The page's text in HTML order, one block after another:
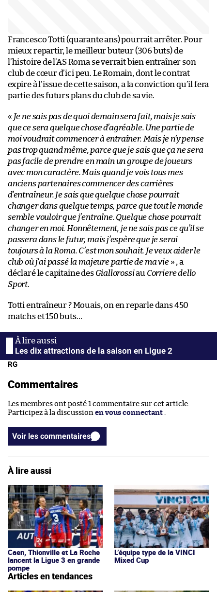
Francesco Totti (quarante ans) pourrait arrêter. Pour
mieux repartir, le meilleur buteur (306 buts) de
l’histoire de l’AS Roma se verrait bien entraîner son
club de cœur d’ici peu. Le Romain, dont le contrat
expire à l’issue de cette saison, a la conviction qu’il fera
partie des futurs plans du club de sa vie.
« Je ne sais pas de quoi demain sera fait, mais je sais
que ce sera quelque chose d’agréable. Une partie de
moi voudrait commencer à entraîner. Mais je n’y pense
pas trop quand même, parce que je sais que ça ne sera
pas facile de prendre en main un groupe de joueurs
avec mon caractère. Mais quand je vois tous mes
anciens partenaires commencer des carrières
d’entraîneur. Je sais que quelque chose pourrait
changer dans quelque temps, parce que tout le monde
semble vouloir que j’entraîne. Quelque chose pourrait
changer en moi. Honnêtement, je ne sais pas ce qu’il se
passera dans le futur, mais j’espère que je serai
toujours à la Roma. C’est mon souhait. Je veux aider le
club où j’ai passé la majeure partie de ma vie» , a
déclaré le capitaine des Giallorossiau Corriere dello
Sport.
Totti entraîneur ? Mouais, on en reparle dans 450
matchs et 150 buts…
Les dix attractions de la saison en Ligue 2
RG
Commentaires
Les membres ont posté 1 commentaire sur cet article.
Participez à la discussion en vous connectant
Voir les commentaires
À lire aussi
Caen, Thionville et La Roche
lancent la Ligue 3 en grande
pompe
L’équipe type de la VINCI
Mixed Cup
Articles en tendances